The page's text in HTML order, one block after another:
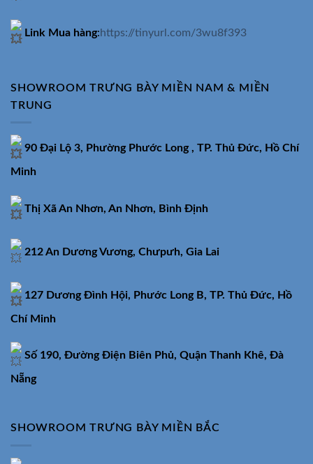
Link Mua hàng:https://tinyurl.com/3wu8f393
SHOWROOM TRƯNG BÀY MIỀN NAM & MIỀN
TRUNG
90 Đại Lộ 3, Phường Phước Long , TP. Thủ Đức, Hồ Chí
Minh
Thị Xã An Nhơn, An Nhơn, Bình Định
212 An Dương Vương, Chưpưh, Gia Lai
127 Dương Đình Hội, Phước Long B, TP. Thủ Đức, Hồ
Chí Minh
Số 190, Đường Điện Biên Phủ, Quận Thanh Khê, Đà
Nẵng
SHOWROOM TRƯNG BÀY MIỀN BẮC